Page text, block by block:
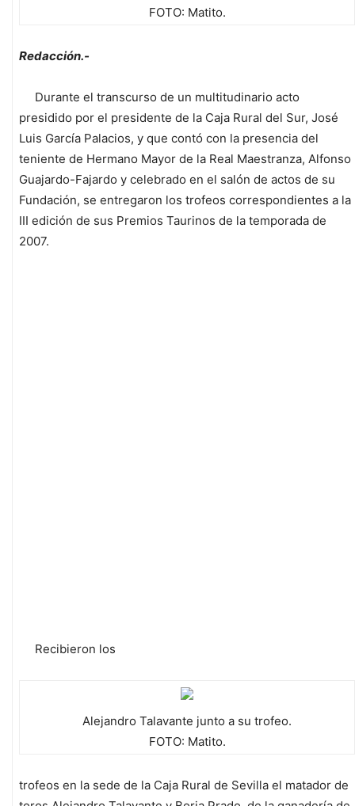
FOTO: Matito.
Redacción.-
Durante el transcurso de un multitudinario acto
presidido por el presidente de la Caja Rural del Sur, José
Luis García Palacios, y que contó con la presencia del
teniente de Hermano Mayor de la Real Maestranza, Alfonso
Guajardo-Fajardo y celebrado en el salón de actos de su
Fundación, se entregaron los trofeos correspondientes a la
III edición de sus Premios Taurinos de la temporada de
2007.
Recibieron los
Alejandro Talavante junto a su trofeo.
FOTO: Matito.
trofeos en la sede de la Caja Rural de Sevilla el matador de